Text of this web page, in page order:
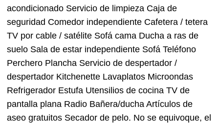
acondicionado Servicio de limpieza Caja de
seguridad Comedor independiente Cafetera / tetera
TV por cable / satélite Sofá cama Ducha a ras de
suelo Sala de estar independiente Sofá Teléfono
Perchero Plancha Servicio de despertador /
despertador Kitchenette Lavaplatos Microondas
Refrigerador Estufa Utensilios de cocina TV de
pantalla plana Radio Bañera/ducha Artículos de
aseo gratuitos Secador de pelo. No se equivoque, el